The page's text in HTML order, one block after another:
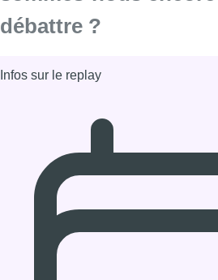
L’édito de Fabrice
sommes-nous encore
débattre ?